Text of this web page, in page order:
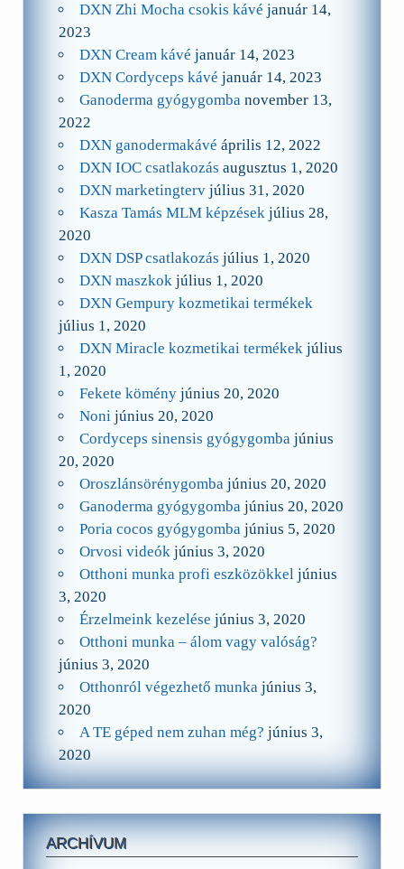
DXN Zhi Mocha csokis kávé január 14,
2023
DXN Cream kávé január 14, 2023
DXN Cordyceps kávé január 14, 2023
Ganoderma gyógygomba november 13,
2022
DXN ganodermakávé április 12, 2022
DXN IOC csatlakozás augusztus 1, 2020
DXN marketingterv július 31, 2020
Kasza Tamás MLM képzések július 28,
2020
DXN DSP csatlakozás július 1, 2020
DXN maszkok július 1, 2020
DXN Gempury kozmetikai termékek
július 1, 2020
DXN Miracle kozmetikai termékek július
1, 2020
Fekete kömény június 20, 2020
Noni június 20, 2020
Cordyceps sinensis gyógygomba június
20, 2020
Oroszlánsörénygomba június 20, 2020
Ganoderma gyógygomba június 20, 2020
Poria cocos gyógygomba június 5, 2020
Orvosi videók június 3, 2020
Otthoni munka profi eszközökkel június
3, 2020
Érzelmeink kezelése június 3, 2020
Otthoni munka – álom vagy valóság?
június 3, 2020
Otthonról végezhető munka június 3,
2020
A TE géped nem zuhan még? június 3,
2020
ARCHÍVUM